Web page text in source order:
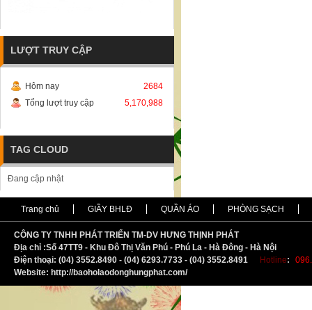
LƯỢT TRUY CẬP
Hôm nay
2684
Tổng lượt truy cập
5,170,988
TAG CLOUD
Đang cập nhật
Trang chủ GIẦY BHLĐ QUẦN ÁO PHÒNG SẠCH
CÔNG TY TNHH PHÁT TRIỂN TM-DV HƯNG THỊNH PHÁT
Địa chỉ :Số 47TT9 - Khu Đô Thị Văn Phú - Phú La - Hà Đông - Hà Nội
Điện thoại: (04) 3552.8490 - (04) 6293.7733 - (04) 3552.8491
Hotline:
Website: http://baoholaodonghungphat.com/